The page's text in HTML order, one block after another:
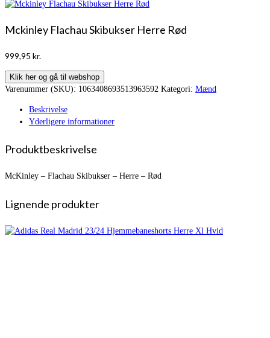
Mckinley Flachau Skibukser Herre Rød
999,95 kr.
Klik her og gå til webshop
Varenummer (SKU): 1063408693513963592 Kategori: Mænd
Beskrivelse
Yderligere informationer
Produktbeskrivelse
McKinley – Flachau Skibukser – Herre – Rød
Lignende produkter